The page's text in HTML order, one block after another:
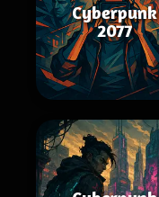
Cyberpunk
2077